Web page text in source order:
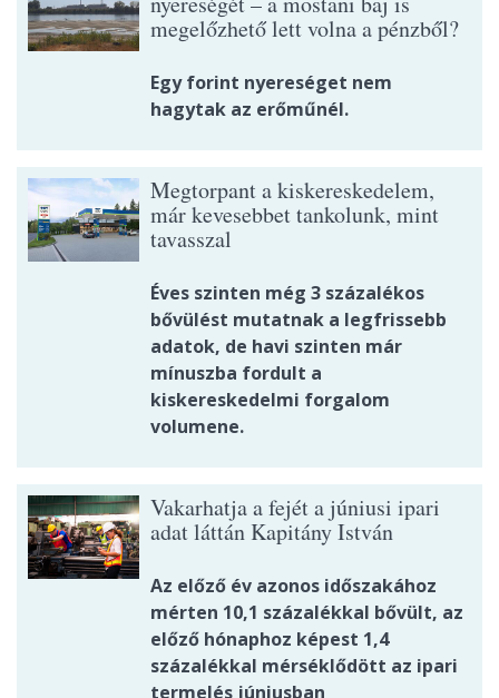
megelőzhető lett volna a pénzből?
Egy forint nyereséget nem
hagytak az erőműnél.
Megtorpant a kiskereskedelem,
már kevesebbet tankolunk, mint
tavasszal
Éves szinten még 3 százalékos
bővülést mutatnak a legfrissebb
adatok, de havi szinten már
mínuszba fordult a
kiskereskedelmi forgalom
volumene.
Vakarhatja a fejét a júniusi ipari
adat láttán Kapitány István
Az előző év azonos időszakához
mérten 10,1 százalékkal bővült, az
előző hónaphoz képest 1,4
százalékkal mérséklődött az ipari
termelés júniusban